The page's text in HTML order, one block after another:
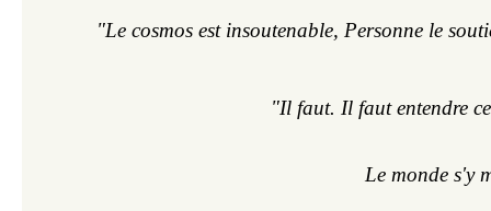
"Le cosmos est insoutenable, Personne le
"Il faut. Il faut entendre
Le monde s'y